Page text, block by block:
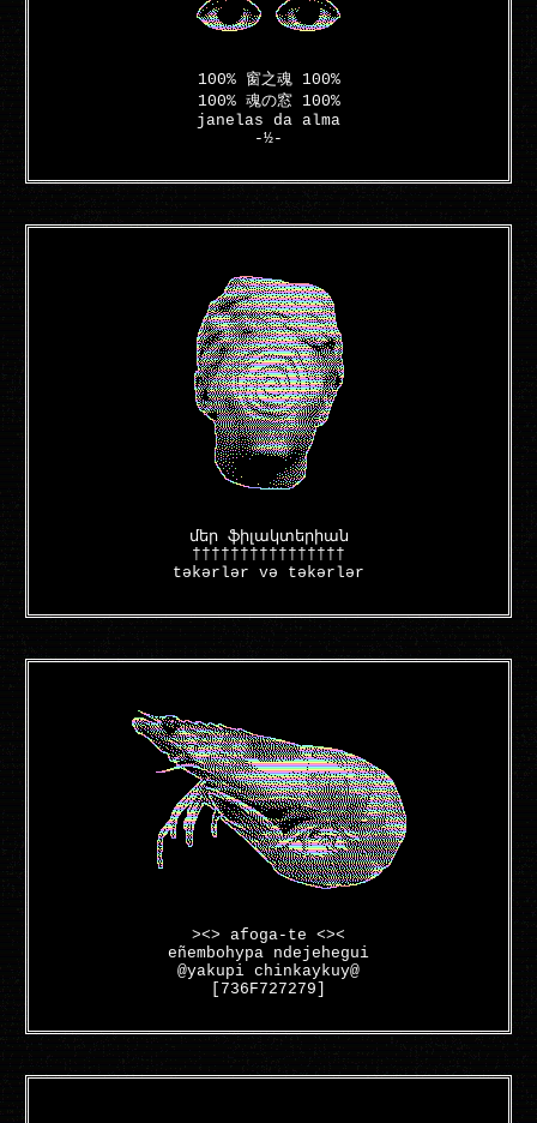
100% 窗之魂 100%
100% 魂の窓 100%
janelas da alma
-½-
մեր ֆիլակտերիան
††††††††††††††††
təkərlər və təkərlər
><> afoga-te <><
eñembohypa ndejehegui
@yakupi chinkaykuy@
[736F727279]